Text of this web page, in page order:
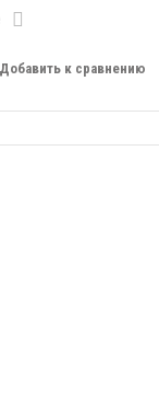
Добавить к сравнению